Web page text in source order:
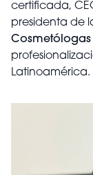
certificada,
presidenta de
Cosmetólogas
Latinoamérica.